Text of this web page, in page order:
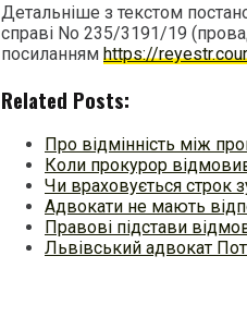
Детальніше з текстом
справі No 235/3191/19
посиланням https://
Related Posts:
Про відмінність між
Коли прокурор
Чи враховується строк
Адвокати не мають
Правові підстави
Львівський адвокат